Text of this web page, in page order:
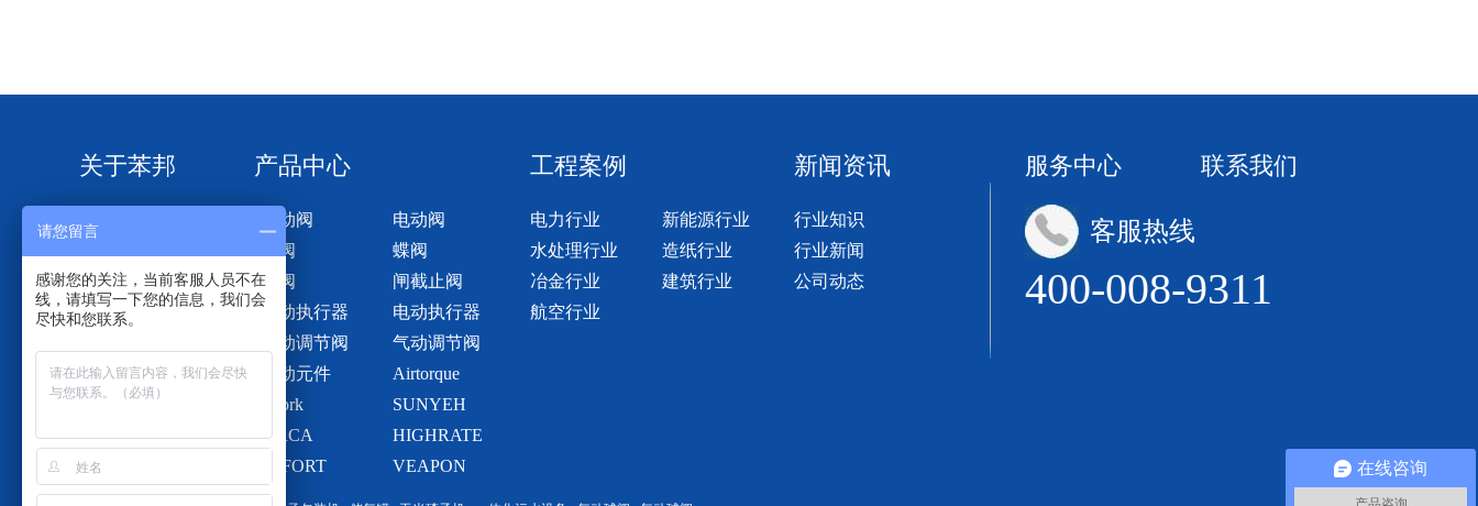
关于苯邦 产品中心 工程案例 新闻资讯 服务中心 联系我们
关于我们 气动阀
电动阀
球阀
蝶阀
风阀
闸截止阀
气动执行器
电动执行器
电动调节阀
气动调节阀
气动元件
Airtorque
i-Tork
SUNYEH
SIRCA
HIGHRATE
SEFORT
VEAPON
电力行业
新能源行业
水处理行业
造纸行业
冶金行业
建筑行业
航空行业
行业知识
行业新闻
公司动态
客服热线
400-008-9311
在线咨询
请您留言
感谢您的关注，当前客服人员不在
线，请填写一下您的信息，我们会
尽快和您联系。